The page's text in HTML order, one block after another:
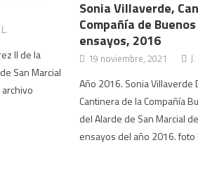
ll de la
San Marcial
Sonia Villaverde,
Compañía de
ensayos, 2016
19 noviembre, 2021 J.
Año 2016. Sonia Villaverde
Cantinera de la Compañía
del Alarde de San Marcial
ensayos del año 2016. foto